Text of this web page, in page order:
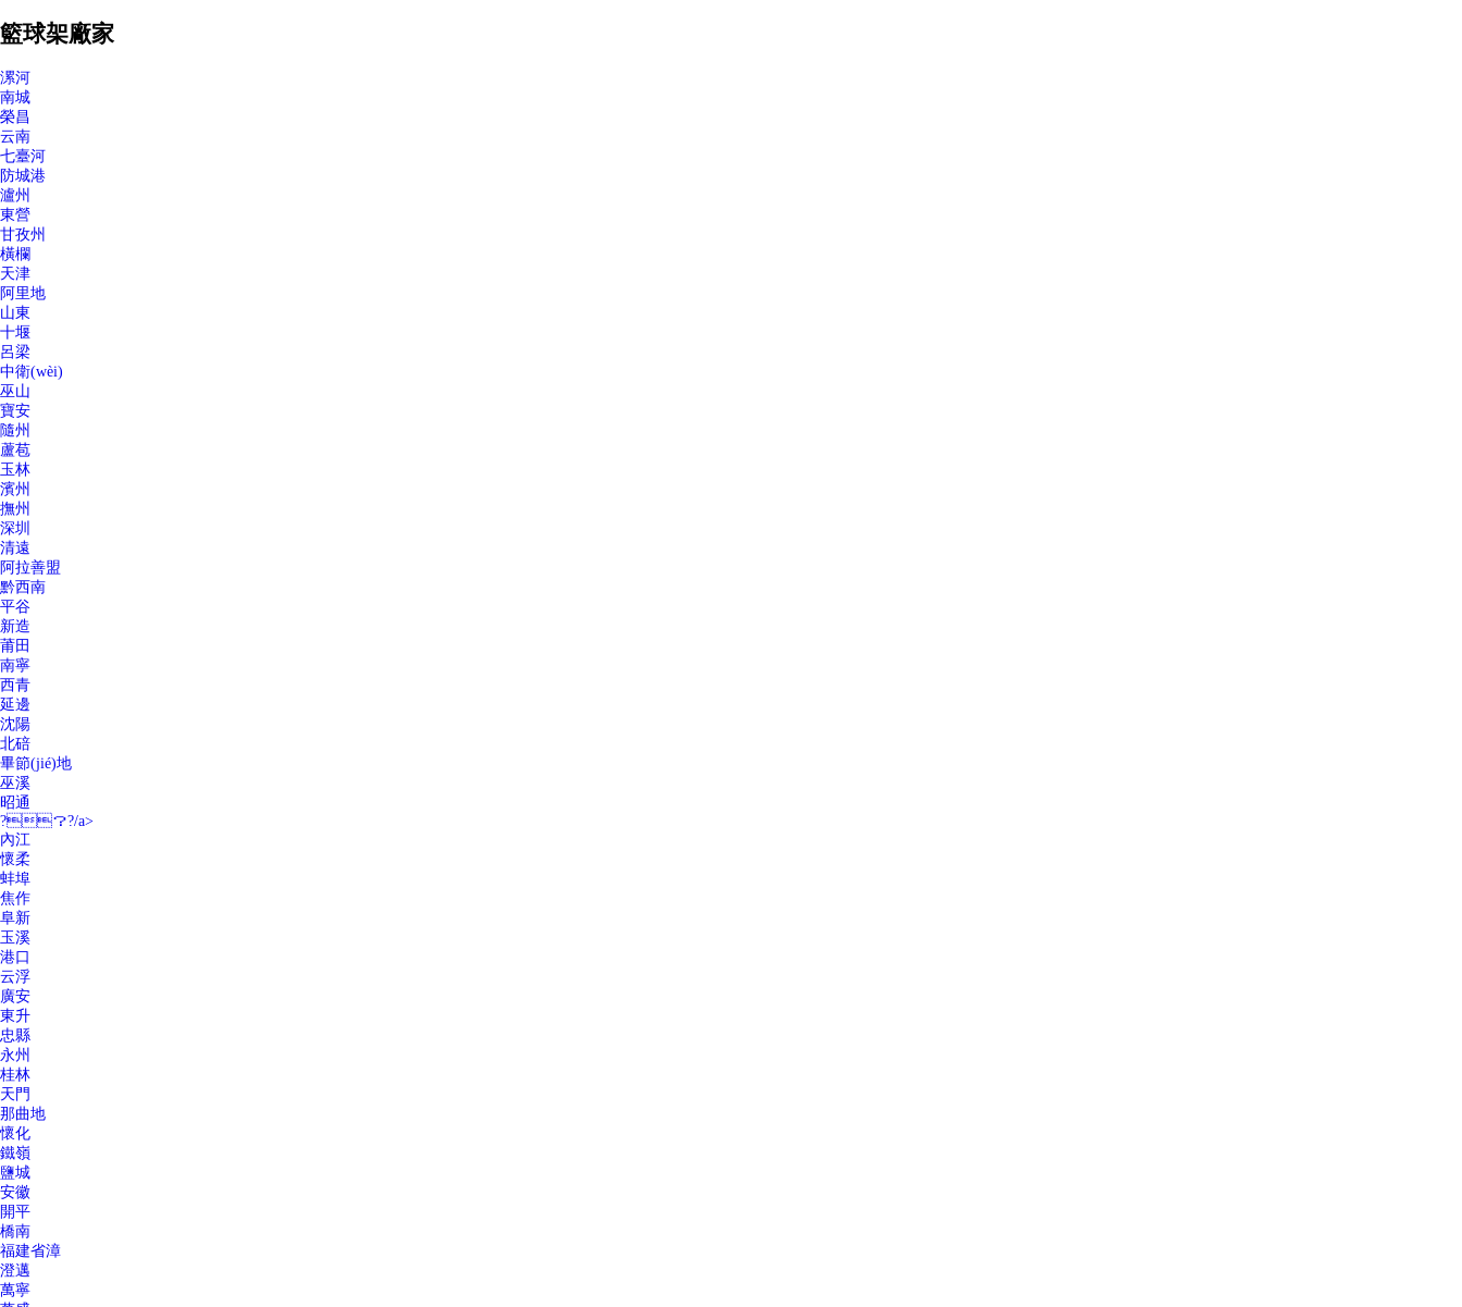
籃球架廠家
漯河
南城
榮昌
云南
七臺河
防城港
瀘州
東營
甘孜州
橫欄
天津
阿里地
山東
十堰
呂梁
中衛(wèi)
巫山
寶安
隨州
蘆苞
玉林
濱州
撫州
深圳
清遠
阿拉善盟
黔西南
平谷
新造
莆田
南寧
西青
延邊
沈陽
北碚
畢節(jié)地
巫溪
昭通
?？?/a>
內江
懷柔
蚌埠
焦作
阜新
玉溪
港口
云浮
廣安
東升
忠縣
永州
桂林
天門
那曲地
懷化
鐵嶺
鹽城
安徽
開平
橋南
福建省漳
澄邁
萬寧